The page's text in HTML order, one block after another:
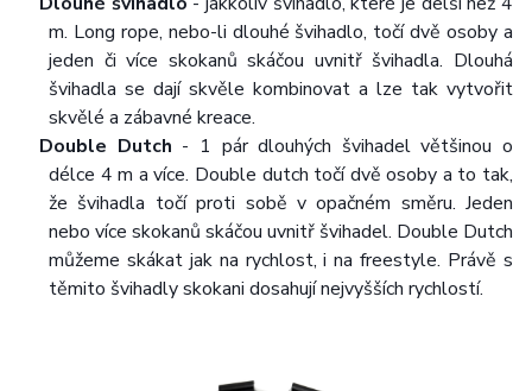
m. Long rope, nebo-li dlouhé švihadlo, točí dvě osoby a
jeden či více skokanů skáčou uvnitř švihadla. Dlouhá
švihadla se dají skvěle kombinovat a lze tak vytvořit
skvělé a zábavné kreace.
Double Dutch - 1 pár dlouhých švihadel většinou o
délce 4 m a více. Double dutch točí dvě osoby a to tak,
že švihadla točí proti sobě v opačném směru. Jeden
nebo více skokanů skáčou uvnitř švihadel. Double Dutch
můžeme skákat jak na rychlost, i na freestyle. Právě s
těmito švihadly skokani dosahují nejvyšších rychlostí.